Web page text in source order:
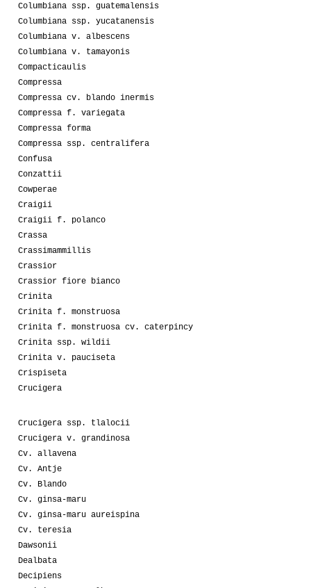
Columbiana ssp. guatemalensis
Columbiana ssp. yucatanensis
Columbiana v. albescens
Columbiana v. tamayonis
Compacticaulis
Compressa
Compressa cv. blando inermis
Compressa f. variegata
Compressa forma
Compressa ssp. centralifera
Confusa
Conzattii
Cowperae
Craigii
Craigii f. polanco
Crassa
Crassimammillis
Crassior
Crassior fiore bianco
Crinita
Crinita f. monstruosa
Crinita f. monstruosa cv. caterpincy
Crinita ssp. wildii
Crinita v. pauciseta
Crispiseta
Crucigera
Crucigera ssp. tlalocii
Crucigera v. grandinosa
Cv. allavena
Cv. Antje
Cv. Blando
Cv. ginsa-maru
Cv. ginsa-maru aureispina
Cv. teresia
Dawsonii
Dealbata
Decipiens